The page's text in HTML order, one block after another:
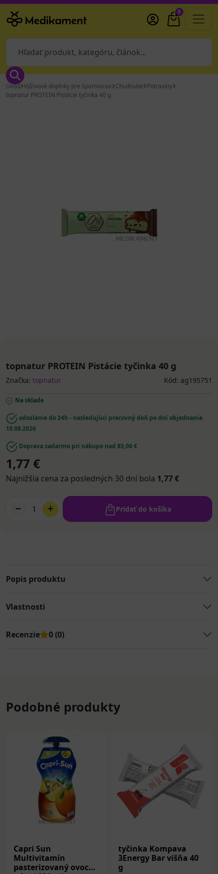
0
Úvod Výživové doplnky pre športovcov Chudnutie Potraviny
topnatur PROTEIN Pistácie tyčinka 40 g
topnatur PROTEIN Pistácie tyčinka 40 g
Značka: topnatur Kód: ag195751
Na sklade
odoslanie do 24h - nasledujúci pracovný deň po dni objednania
10.08.2026
Doprava zadarmo pri nákupe nad 85,00 €
1,77 €
Najnižšia cena za posledných 30 dní bola 1,77 €
1 Pridať do košíka
Popis produktu
Vlastnosti
Recenzie 0 (0)
Podobné produkty
Capri Sun
Multivitamín
pasterizovaný ovocný
tyčinka Kompava
3Energy Bar višňa 40
g